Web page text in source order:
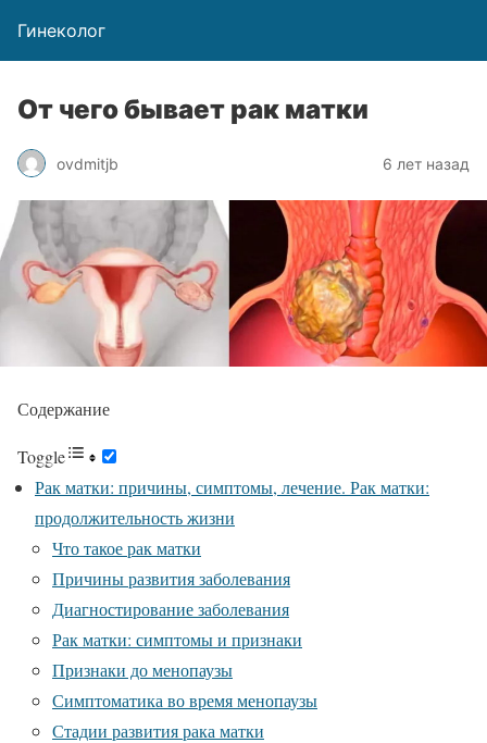
Гинеколог
От чего бывает рак матки
ovdmitjb 6 лет назад
Содержание
Toggle
Рак матки: причины, симптомы, лечение. Рак матки:
продолжительность жизни
Что такое рак матки
Причины развития заболевания
Диагностирование заболевания
Рак матки: симптомы и признаки
Признаки до менопаузы
Симптоматика во время менопаузы
Стадии развития рака матки